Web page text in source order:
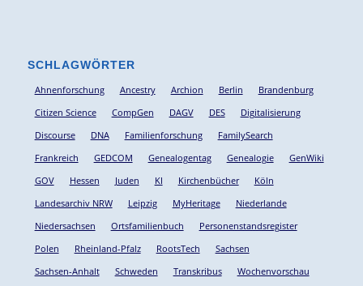
SCHLAGWÖRTER
Ahnenforschung Ancestry Archion Berlin
Brandenburg
Citizen Science
CompGen DAGV DES
Digitalisierung
Discourse
DNA Familienforschung
FamilySearch
Frankreich
GEDCOM Genealogentag Genealogie
GenWiki
GOV
Hessen Juden KI Kirchenbücher
Köln
Landesarchiv NRW
Leipzig MyHeritage
Niederlande
Niedersachsen
Ortsfamilienbuch
Personenstandsregister
Polen
Rheinland-Pfalz RootsTech
Sachsen
Sachsen-Anhalt
Schweden Transkribus
Wochenvorschau